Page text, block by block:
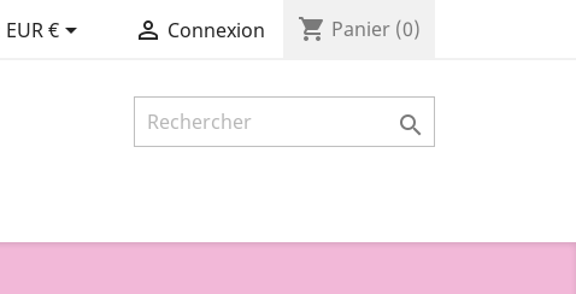
EUR €  Connexion shopping_cart Panier (0)
